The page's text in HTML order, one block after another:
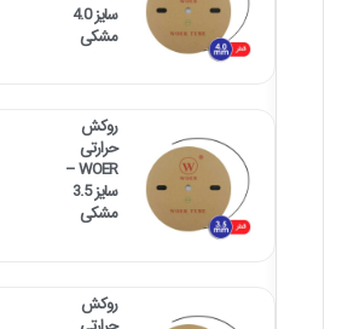
سایز 4.0
مشکی
روکش
حرارتی
WOER –
سایز 3.5
مشکی
روکش